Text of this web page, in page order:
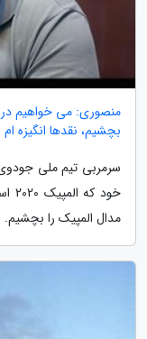
منصوری: می خواهیم
بچشیم، نقدها انگیزه
سرمربی تیم ملی
مدال المپیک را بچشیم.